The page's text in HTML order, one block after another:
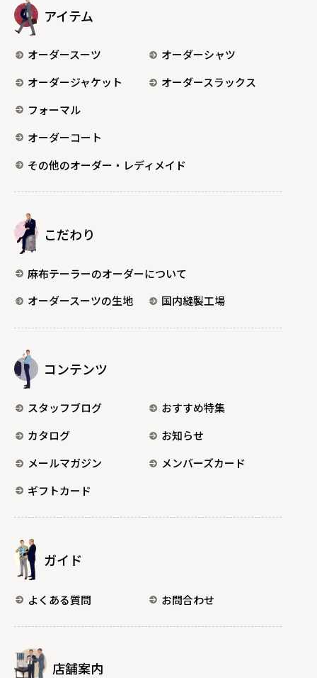
アイテム
オーダースーツ
オーダーシャツ
オーダージャケット
オーダースラックス
フォーマル
オーダーコート
その他のオーダー・レディメイド
こだわり
麻布テーラーのオーダーについて
オーダースーツの生地
国内縫製工場
コンテンツ
スタッフブログ
おすすめ特集
カタログ
お知らせ
メールマガジン
メンバーズカード
ギフトカード
ガイド
よくある質問 お問合わせ
店舗案内